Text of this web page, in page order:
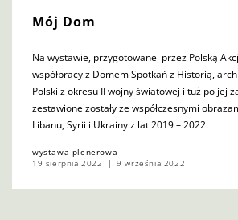
Mój Dom
Na wystawie, przygotowanej przez Polską
współpracy z Domem Spotkań z Historią,
Polski z okresu II wojny światowej i tuż po jej
zestawione zostały ze współczesnymi
Libanu, Syrii i Ukrainy z lat 2019 – 2022.
wystawa plenerowa
19 sierpnia 2022
9 września 2022